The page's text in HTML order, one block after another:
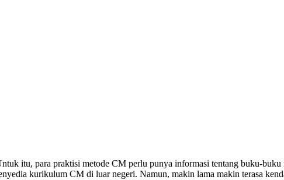
itu, para praktisi metode CM perlu punya informasi tentang buku-
kurikulum CM di luar negeri. Namun, makin lama makin terasa